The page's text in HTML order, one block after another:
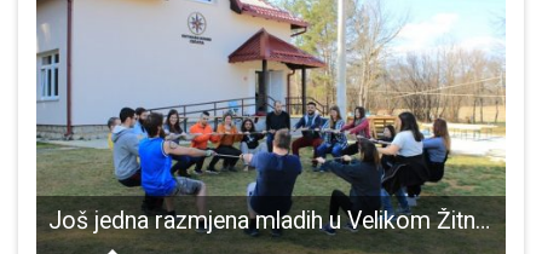
Još jedna razmjena mladih u Velikom Žitniku